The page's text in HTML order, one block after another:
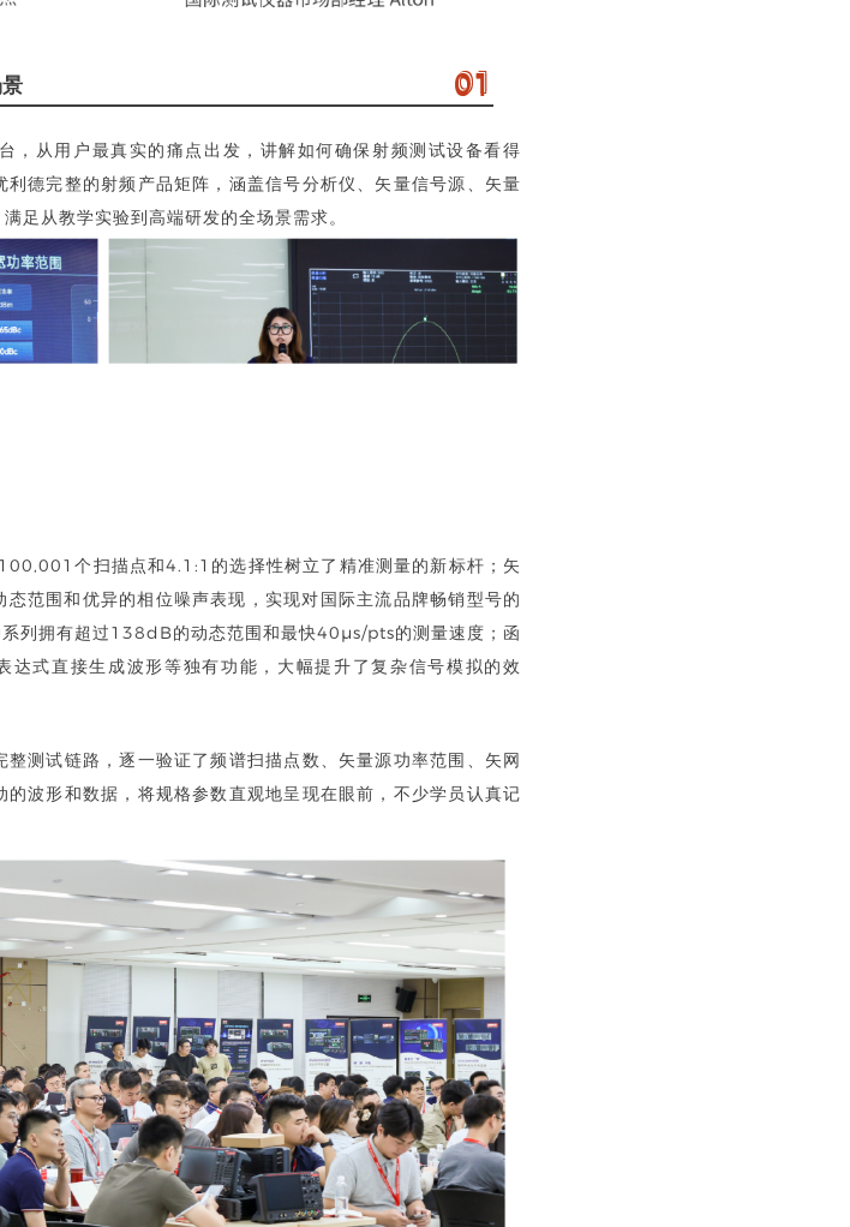
01
，从用户最真实的痛点出发，讲解如何确保射频测试设备看得
德完整的射频产品矩阵，涵盖信号分析仪、矢量信号源、矢量
足从教学实验到高端研发的全场景需求。
个扫描点和4.1:1的选择性树立了精准测量的新标杆；矢
范围和优异的相位噪声表现，实现对国际主流品牌畅销型号的
列拥有超过138dB的动态范围和最快40μs/pts的测量速度；函
式直接生成波形等独有功能，大幅提升了复杂信号模拟的效
测试链路，逐一验证了频谱扫描点数、矢量源功率范围、矢网
波形和数据，将规格参数直观地呈现在眼前，不少学员认真记